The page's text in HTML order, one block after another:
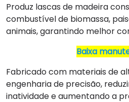
Produz lascas de madeira
combustível de biomassa,
animais, garantindo melhor
Baixa
Fabricado com materiais de
engenharia de precisão,
inatividade e aumentando a